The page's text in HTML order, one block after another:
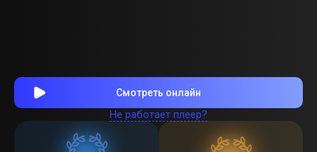
Смотреть онлайн
Не работает плеер?